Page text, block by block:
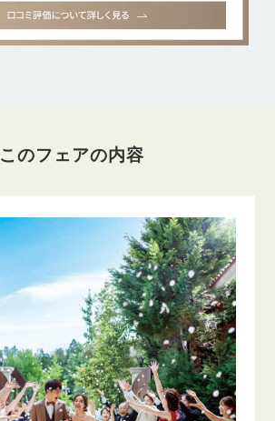
このフェアの内容